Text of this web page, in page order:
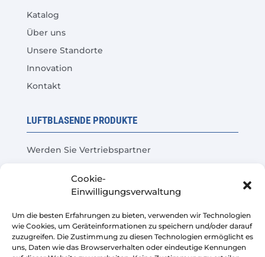
Cookie-
Einwilligungsverwaltung
Um die besten Erfahrungen zu bieten, verwenden wir Technologien
wie Cookies, um Geräteinformationen zu speichern und/oder darauf
zuzugreifen. Die Zustimmung zu diesen Technologien ermöglicht es
uns, Daten wie das Browserverhalten oder eindeutige Kennungen
Katalog
Über uns
Unsere Standorte
Innovation
Kontakt
LUFTBLASENDE PRODUKTE
Werden Sie Vertriebspartner
Häufige Fragen
LEGAL